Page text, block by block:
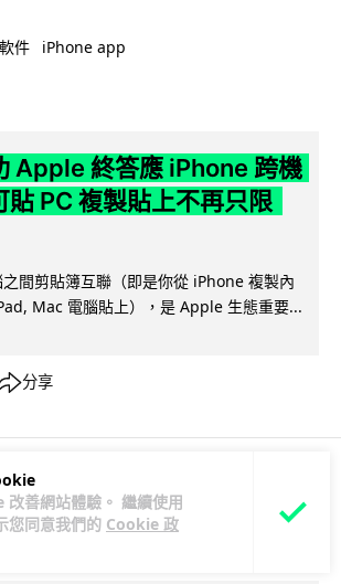
善網站體驗。 繼續使用
您同意我們的 Cookie 政
件 iPhone app
Apple 終答應 iPhone 跨機
貼 PC 複製貼上不再只限
間剪貼簿互聯（即是你從 iPhone 複製內
Mac 電腦貼上），是 Apple 生態重要...
分享
攝影文化